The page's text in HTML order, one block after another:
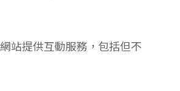
站提供互動服務，包括但不